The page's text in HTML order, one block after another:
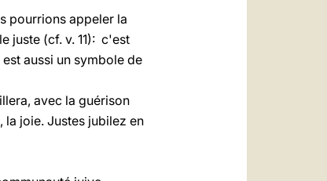
pourrions appeler la
juste (cf. v. 11): c'est
aussi un symbole de
avec la guérison
joie. Justes jubilez en